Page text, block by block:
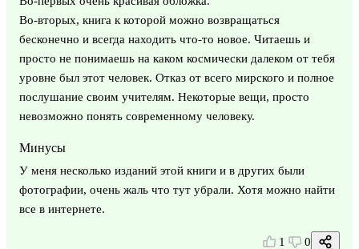
Во-вторых, книга к которой можно возвращаться
бесконечно и всегда находить что-то новое. Читаешь и
просто не понимаешь на каком космически далеком от тебя
уровне был этот человек. Отказ от всего мирского и полное
послушание своим учителям. Некоторые вещи, просто
невозможно понять современному человеку.
Минусы
У меня несколько изданий этой книги и в других были
фотографии, очень жаль что тут убрали. Хотя можно найти
все в интернете.
1 0